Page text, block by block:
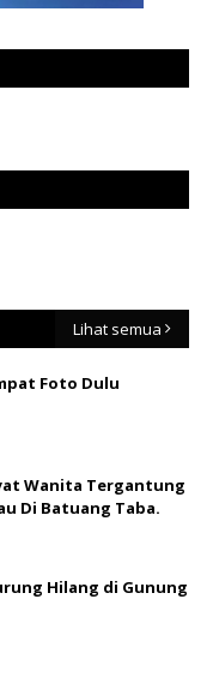
Lihat semua
Foto Dulu
Wanita Tergantung
Di Batuang Taba.
Hilang di Gunung